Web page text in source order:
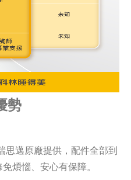
勢
思邁原廠提供，配件全部到
煩惱、安心有保障。